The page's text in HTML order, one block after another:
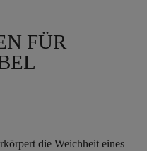
FÜR
die Weichheit eines